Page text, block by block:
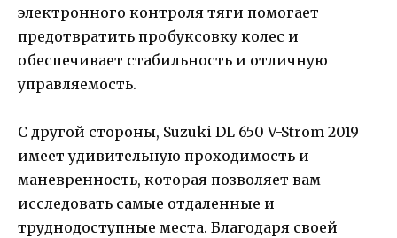
электронного контроля тяги помогает
предотвратить пробуксовку колес и
обеспечивает стабильность и отличную
управляемость.
С другой стороны, Suzuki DL 650 V-Strom 2019
имеет удивительную проходимость и
маневренность, которая позволяет вам
исследовать самые отдаленные и
труднодоступные места. Благодаря своей